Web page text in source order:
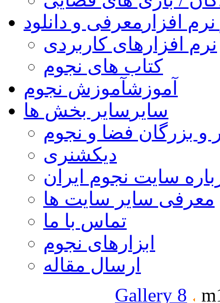
افزار معرفی و دانلود
نرم افزارهای کاربردی
کتاب های نجوم
آموزشآموزش نجوم
سایر سایر بخش ها
و بزرگان فضا و نجوم
دیکشنری
سایت نجوم ایران
معرفی سایر سایت ها
تماس با ما
ابزارهای نجوم
ارسال مقاله
Gallery 8